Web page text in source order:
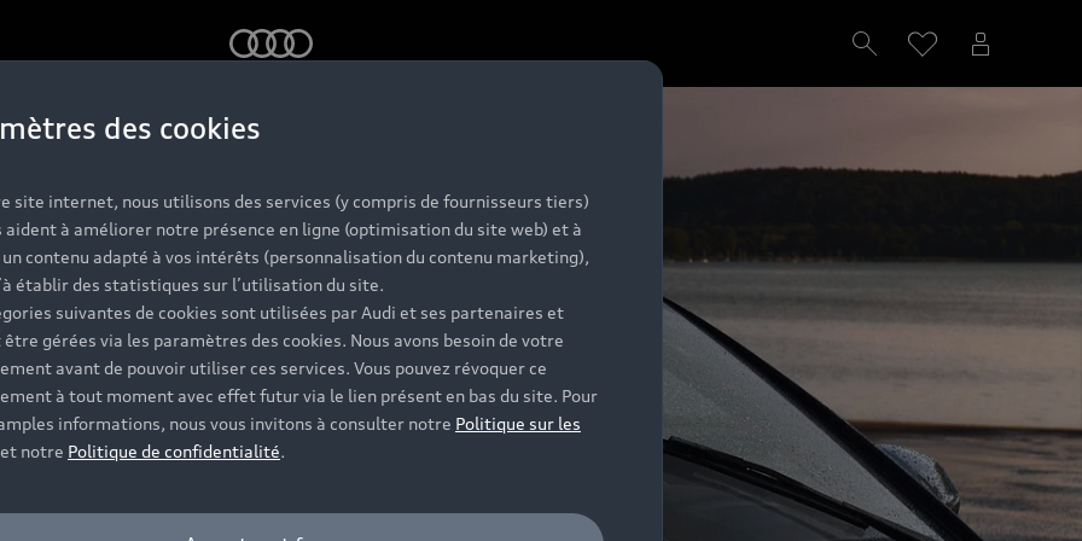
des cookies
site internet, nous utilisons des services (y compris de fournisseurs tiers)
aident à améliorer notre présence en ligne (optimisation du site web) et à
contenu adapté à vos intérêts (personnalisation du contenu marketing),
établir des statistiques sur l’utilisation du site.
suivantes de cookies sont utilisées par Audi et ses partenaires et
être gérées via les paramètres des cookies. Nous avons besoin de votre
avant de pouvoir utiliser ces services. Vous pouvez révoquer ce
à tout moment avec effet futur via le lien présent en bas du site. Pour
informations, nous vous invitons à consulter notre Politique sur les
et notre Politique de confidentialité.
glace offerts.